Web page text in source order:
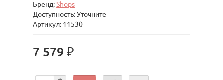
Бренд:Shops
Доступность: Уточните
Артикул: 11530
7 579 ₽